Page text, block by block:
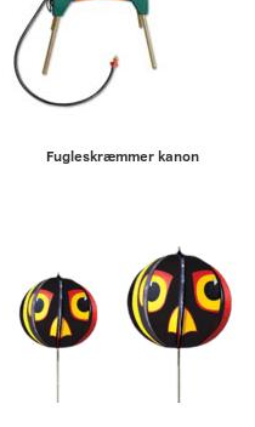
Fugleskræmmer kanon